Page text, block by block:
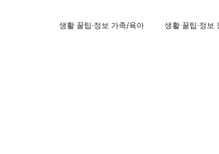
생활 꿀팁·정보 가족/육아 생활 꿀팁·정보